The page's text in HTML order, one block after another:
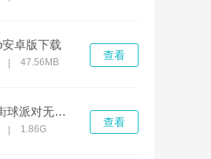
卓版下载
47.56MB
查看
全明星街球派对无限钻石版
1.86G
查看